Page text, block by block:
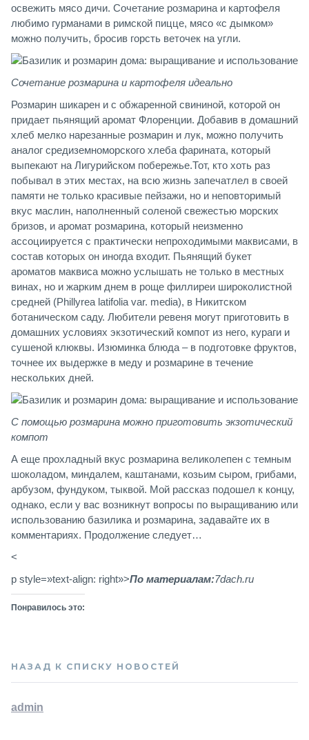
освежить мясо дичи. Сочетание розмарина и картофеля
любимо гурманами в римской пицце, мясо «с дымком»
можно получить, бросив горсть веточек на угли.
Сочетание розмарина и картофеля идеально
Розмарин шикарен и с обжаренной свининой, которой он
придает пьянящий аромат Флоренции. Добавив в домашний
хлеб мелко нарезанные розмарин и лук, можно получить
аналог средиземноморского хлеба фарината, который
выпекают на Лигурийском побережье.Тот, кто хоть раз
побывал в этих местах, на всю жизнь запечатлел в своей
памяти не только красивые пейзажи, но и неповторимый
вкус маслин, наполненный соленой свежестью морских
бризов, и аромат розмарина, который неизменно
ассоциируется с практически непроходимыми маквисами, в
состав которых он иногда входит. Пьянящий букет
ароматов маквиса можно услышать не только в местных
винах, но и жарким днем в роще филлиреи широколистной
средней (Phillyrea latifolia var. media), в Никитском
ботаническом саду. Любители ревеня могут приготовить в
домашних условиях экзотический компот из него, кураги и
сушеной клюквы. Изюминка блюда – в подготовке фруктов,
точнее их выдержке в меду и розмарине в течение
нескольких дней.
С помощью розмарина можно приготовить экзотический
компот
А еще прохладный вкус розмарина великолепен с темным
шоколадом, миндалем, каштанами, козьим сыром, грибами,
арбузом, фундуком, тыквой. Мой рассказ подошел к концу,
однако, если у вас возникнут вопросы по выращиванию или
использованию базилика и розмарина, задавайте их в
комментариях. Продолжение следует…
<
p style=»text-align: right»>По материалам:7dach.ru
Понравилось это:
НАЗАД К СПИСКУ НОВОСТЕЙ
admin